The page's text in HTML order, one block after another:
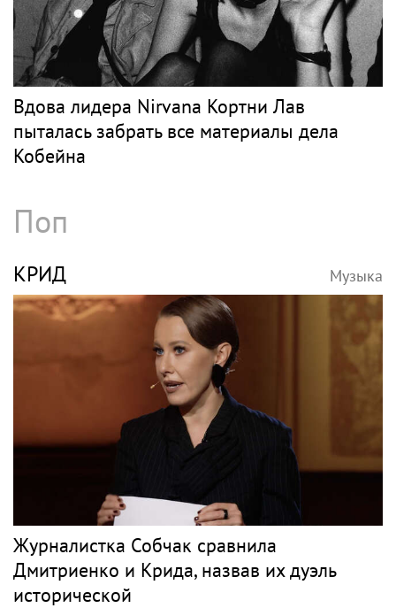
Вдова лидера Nirvana Кортни Лав
пыталась забрать все материалы дела
Кобейна
Поп
КРИД Музыка
Журналистка Собчак сравнила
Дмитриенко и Крида, назвав их дуэль
исторической